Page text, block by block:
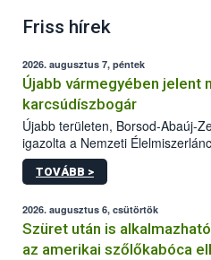
Friss hírek
2026. augusztus 7, péntek
Újabb vármegyében jelent
karcsúdíszbogár
Újabb területen, Borsod-Abaúj-
igazolta a Nemzeti
kőrisrontó karcsúdíszbogár
kártevőt nem csak
az intenzív felderítést, emellett
hatósággal is összehangolják a
TOVÁBB >
2026. augusztus 6, csütörtök
Szüret után is
az amerikai szőlőkabóca